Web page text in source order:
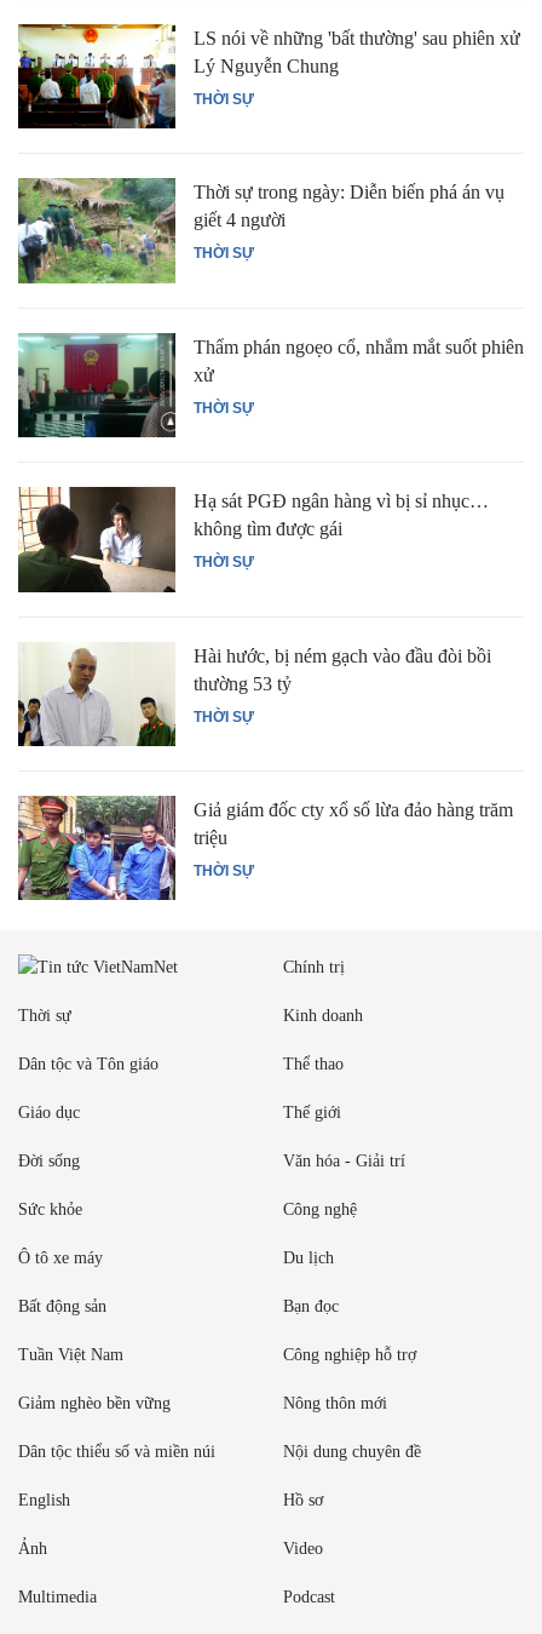
THỜI SỰ
LS nói về những 'bất thường' sau phiên xử
Lý Nguyễn Chung
THỜI SỰ
Thời sự trong ngày: Diễn biến phá án vụ
giết 4 người
THỜI SỰ
Thẩm phán ngoẹo cổ, nhắm mắt suốt phiên
xử
THỜI SỰ
Hạ sát PGĐ ngân hàng vì bị sỉ nhục…
không tìm được gái
THỜI SỰ
Hài hước, bị ném gạch vào đầu đòi bồi
thường 53 tỷ
THỜI SỰ
Giả giám đốc cty xổ số lừa đảo hàng trăm
triệu
Chính trị
Thời sự Kinh doanh
Dân tộc và Tôn giáo Thể thao
Giáo dục Thế giới
Đời sống Văn hóa - Giải trí
Sức khỏe Công nghệ
Ô tô xe máy Du lịch
Bất động sản Bạn đọc
Tuần Việt Nam Công nghiệp hỗ trợ
Giảm nghèo bền vững Nông thôn mới
Dân tộc thiểu số và miền núi Nội dung chuyên đề
English Hồ sơ
Ảnh Video
Multimedia Podcast